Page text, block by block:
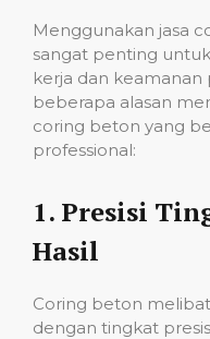
Menggunakan jasa
sangat penting
kerja dan
beberapa alasan
coring beton yang
professional:
1. Presisi
Hasil
Coring beton
dengan tingkat